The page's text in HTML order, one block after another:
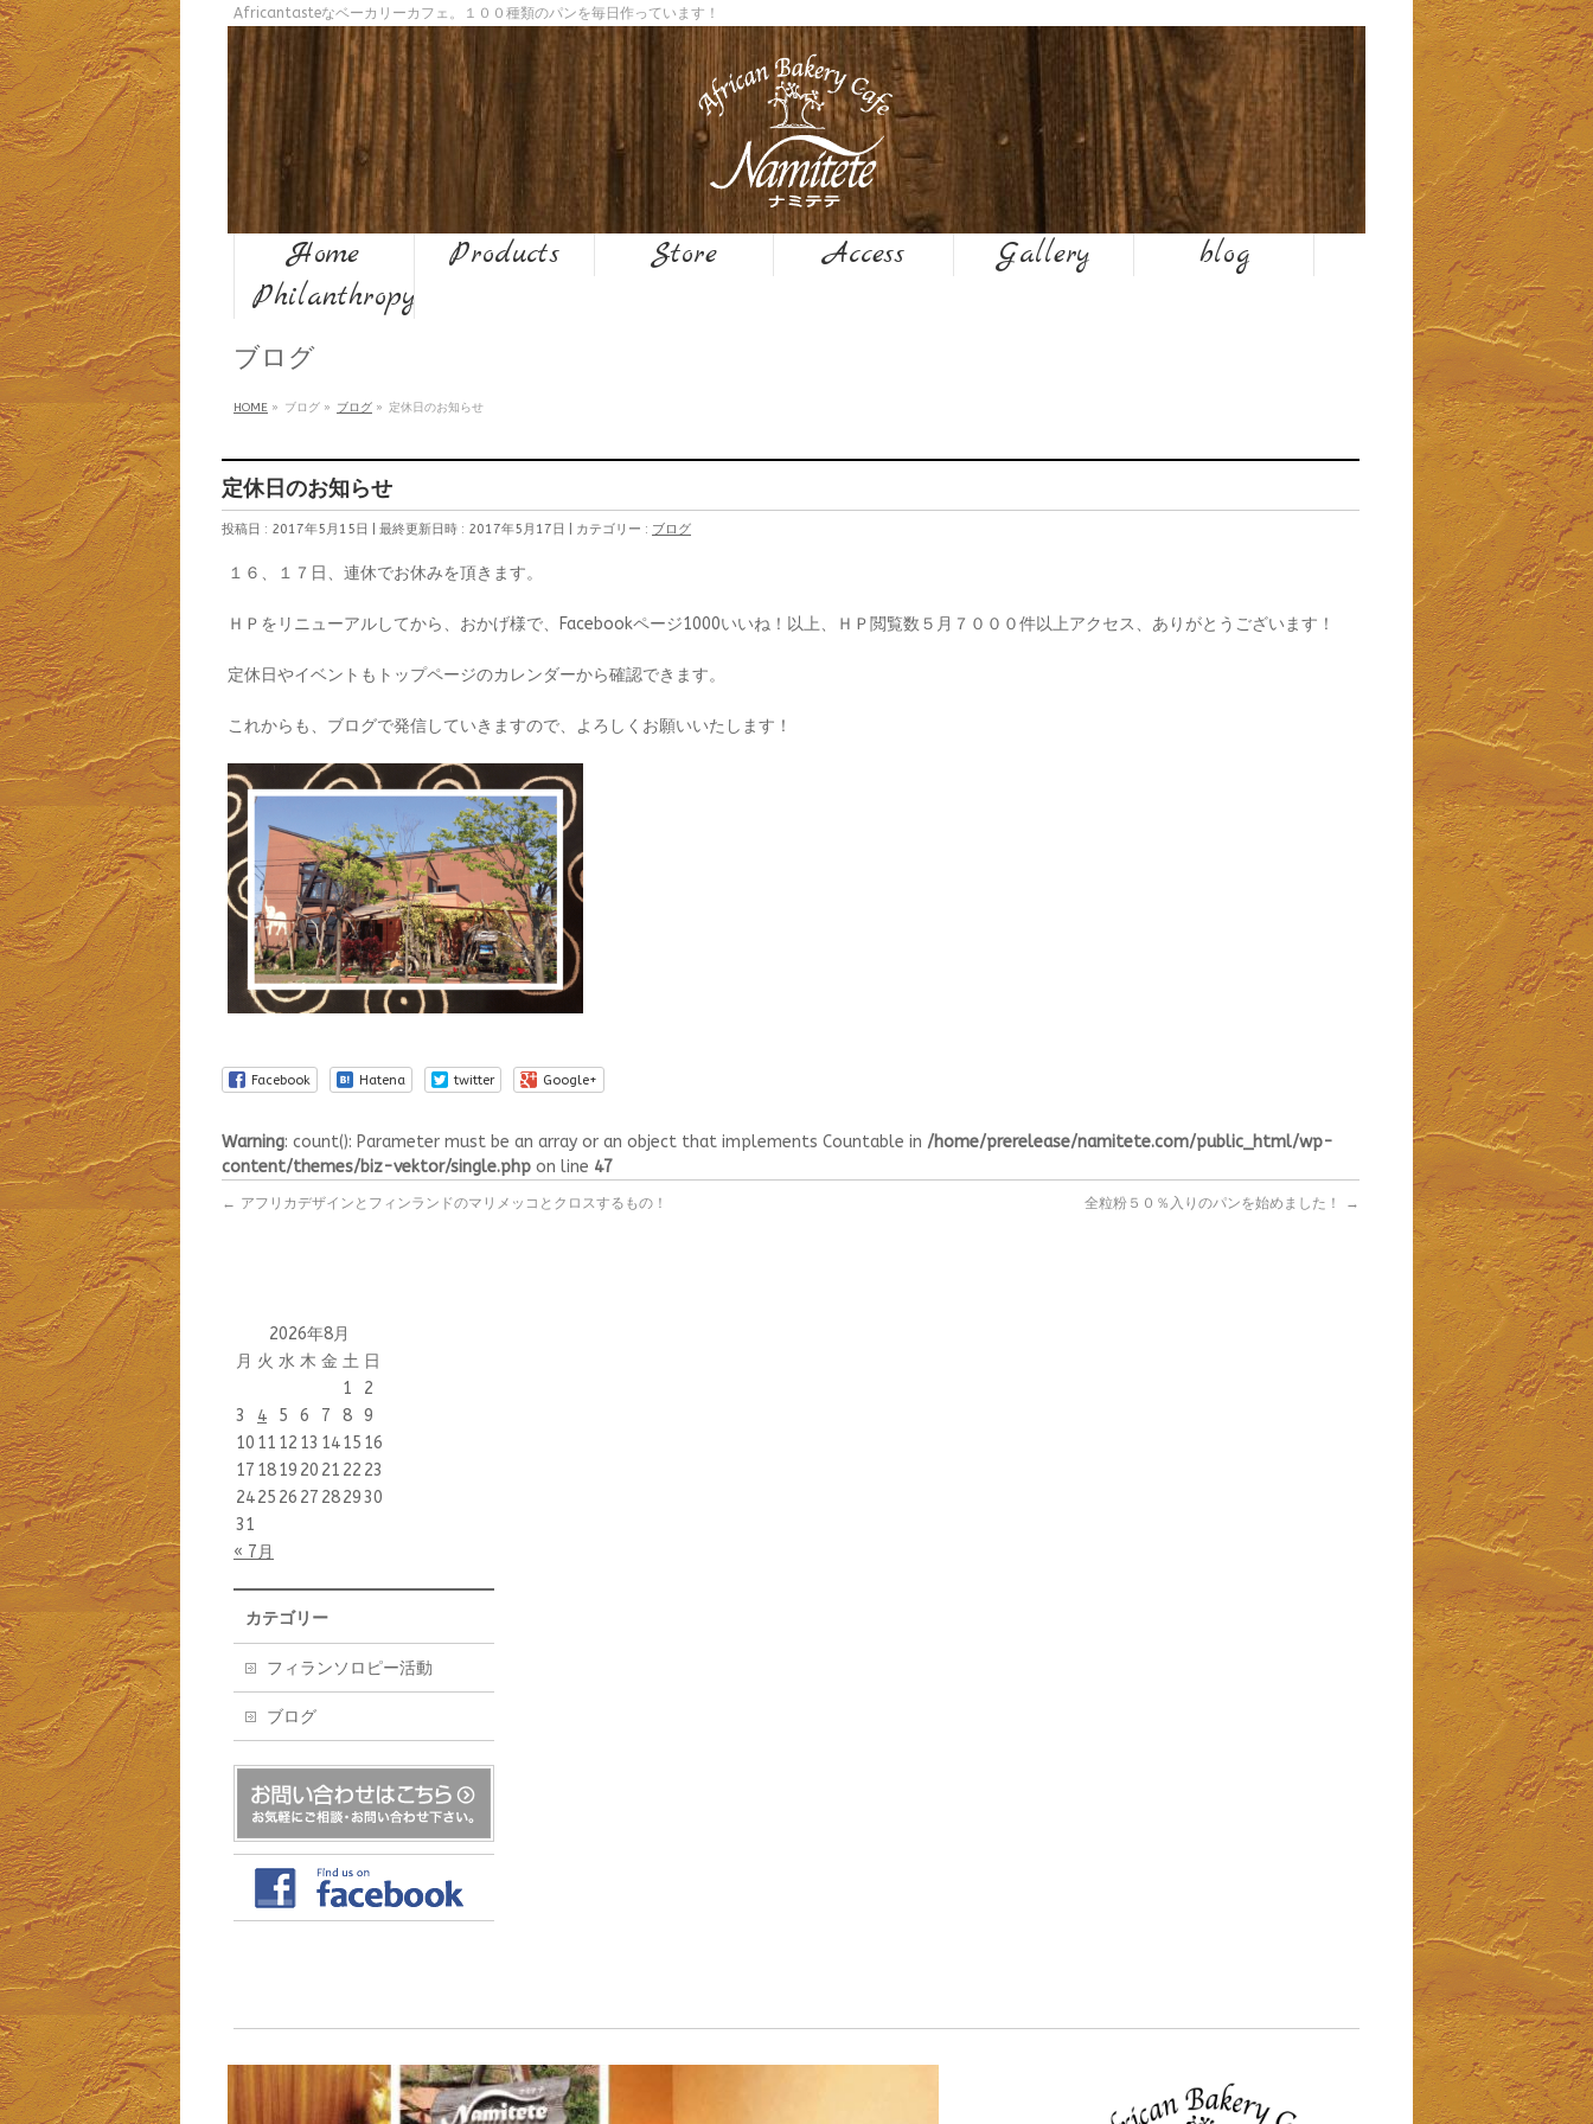
Africantasteなベーカリーカフェ。１００種類のパンを毎日作っています！
お気軽にお問い合わせください
TEL 025-374-6001
Home Products Store Access Gallery
blog
Philanthropy
ブログ
HOME » ブログ » ブログ » 定休日のお知らせ
定休日のお知らせ
投稿日 : 2017年5月15日 最終更新日時 : 2017年5月17日 カテゴリー : ブログ
１６、１７日、連休でお休みを頂きます。
ＨＰをリニューアルしてから、おかげ様で、Facebookページ1000いいね！以上、ＨＰ閲覧数５月７０００件以上アクセス、ありがとうございます！
定休日やイベントもトップページのカレンダーから確認できます。
これからも、ブログで発信していきますので、よろしくお願いいたします！
Facebook Hatena twitter Google+
Warning: count(): Parameter must be an array or an object that implements Countable in /home/prerelease/namitete.com/public_html/wp-
content/themes/biz-vektor/single.php on line 47
← アフリカデザインとフィンランドのマリメッコとクロスするもの！ 全粒粉５０％入りのパンを始めました！ →
2026年8月
月 火 水 木 金 土 日
1
2
3
4 5 6 7 8 9
10 11 12 13 1415 16
17 1819 20 21 22 23
2425 26 27 282930
31
« 7月
カテゴリー
フィランソロピー活動
ブログ